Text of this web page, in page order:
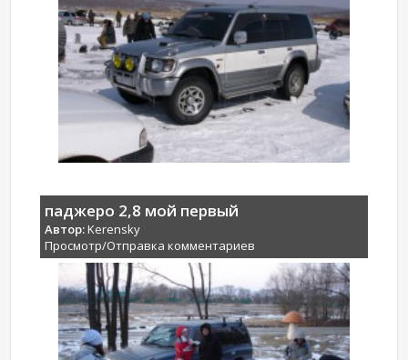
паджеро 2,8 мой первый
Автор:Kerensky
Просмотр/Отправка комментариев